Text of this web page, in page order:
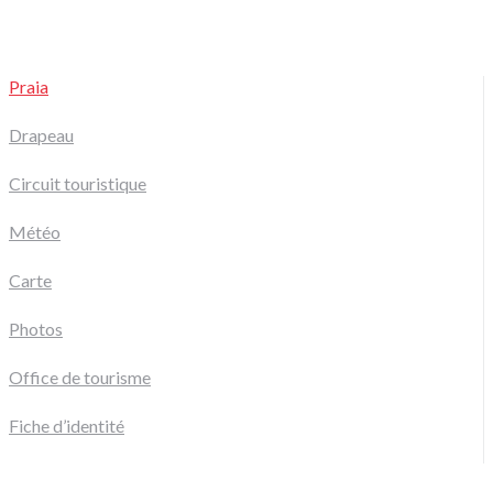
Praia
Drapeau
Circuit touristique
Météo
Carte
Photos
Office de tourisme
Fiche d’identité